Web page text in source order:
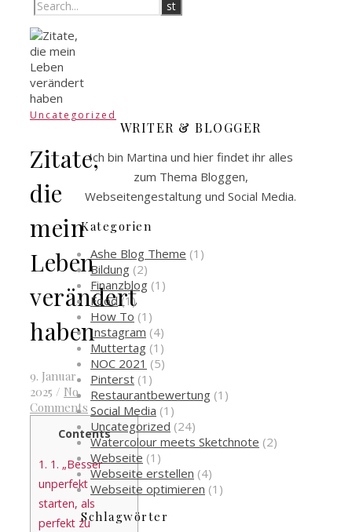
Uncategorized
Zitate,
die
mein
Leben
verändert
haben
9. Januar
2025 / No
Comments
Contents
1. 1. „Besser
unperfekt
starten, als
perfekt zu
WRITER & BLOGGER
Ich bin Martina und hier findet ihr alles
zum Thema Bloggen,
Webseitengestaltung und Social Media.
Kategorien
Ashe Blog Theme (1)
Bildung (2)
Finanzblog (1)
Food(1)
How To (1)
Instagram (4)
Muttertag (1)
NOC 2021 (5)
Pinterst (1)
Restaurantbewertung (1)
Social Media (1)
Uncategorized (24)
Watercolour meets Sketchnote (2)
Webseite (1)
Webseite erstellen (4)
Webseite optimieren (1)
Schlagwörter